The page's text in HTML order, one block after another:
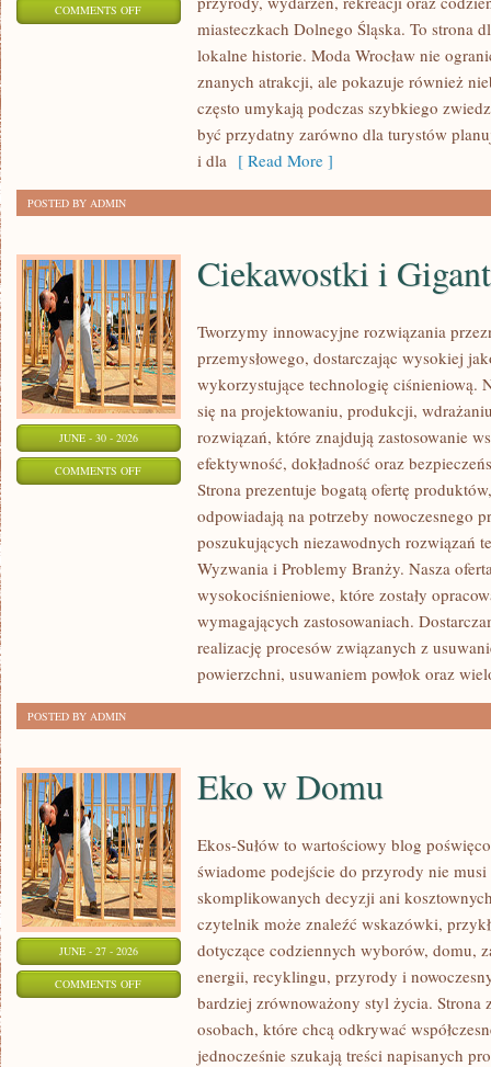
COMMENTS OFFON
WAŁBRZYCHmiasteczkach Dolnego Śląska. To strona
lokalne historie. Moda Wrocław nie
znanych atrakcji, ale pokazuje również
często umykają podczas szybkiego
być przydatny zarówno dla turystów
i dla [ Read More ]
POSTED BY ADMIN
JUNE - 30 - 2026
COMMENTS OFFON
CIEKAWOSTKI
Ciekawostki i
Tworzymy innowacyjne rozwiązania
przemysłowego, dostarczając wysokiej
wykorzystujące technologię ciśnieniową.
się na projektowaniu, produkcji,
rozwiązań, które znajdują zastosowanie
efektywność, dokładność oraz
Strona prezentuje bogatą ofertę
odpowiadają na potrzeby nowoczesnego
poszukujących niezawodnych rozwiązań
Wyzwania i Problemy Branży. Nasza
wysokociśnieniowe, które zostały
wymagających zastosowaniach.
realizację procesów związanych z
powierzchni, usuwaniem powłok oraz
POSTED BY ADMIN
JUNE - 27 - 2026
COMMENTS OFFON
Eko w Domu
Ekos-Sułów to wartościowy blog
świadome podejście do przyrody nie
skomplikowanych decyzji ani
czytelnik może znaleźć wskazówki,
dotyczące codziennych wyborów, domu,
energii, recyklingu, przyrody i
bardziej zrównoważony styl życia. Strona
osobach, które chcą odkrywać
jednocześnie szukają treści napisanych